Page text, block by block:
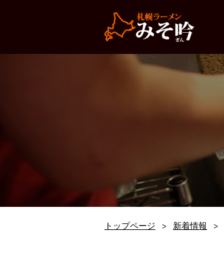
トップページ 新着情報